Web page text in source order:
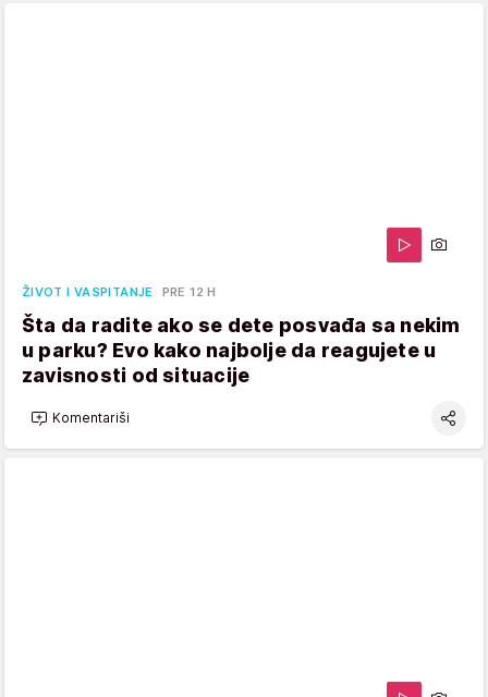
ŽIVOT I VASPITANJE PRE 12 H
Šta da radite ako se dete posvađa sa nekim
u parku? Evo kako najbolje da reagujete u
zavisnosti od situacije
Komentariši